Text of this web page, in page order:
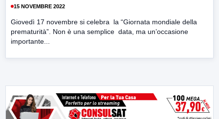
15 NOVEMBRE 2022
Giovedì 17 novembre si celebra la “Giornata mondiale della
prematurità”. Non è una semplice data, ma un’occasione
importante...